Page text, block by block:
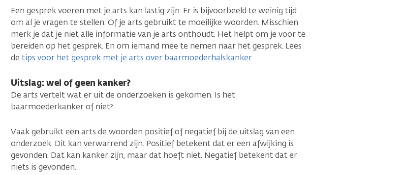
Een gesprek voeren met je arts kan lastig zijn. Er is bijvoorbeeld te weinig tijd
om al je vragen te stellen. Of je arts gebruikt te moeilijke woorden. Misschien
merk je dat je niet alle informatie van je arts onthoudt. Het helpt om je voor te
bereiden op het gesprek. En om iemand mee te nemen naar het gesprek. Lees
de tips voor het gesprek met je arts over baarmoederhalskanker.
Uitslag: wel of geen kanker?
De arts vertelt wat er uit de onderzoeken is gekomen. Is het
baarmoederkanker of niet?
Vaak gebruikt een arts de woorden positief of negatief bij de uitslag van een
onderzoek. Dit kan verwarrend zijn. Positief betekent dat er een afwijking is
gevonden. Dat kan kanker zijn, maar dat hoeft niet. Negatief betekent dat er
niets is gevonden.